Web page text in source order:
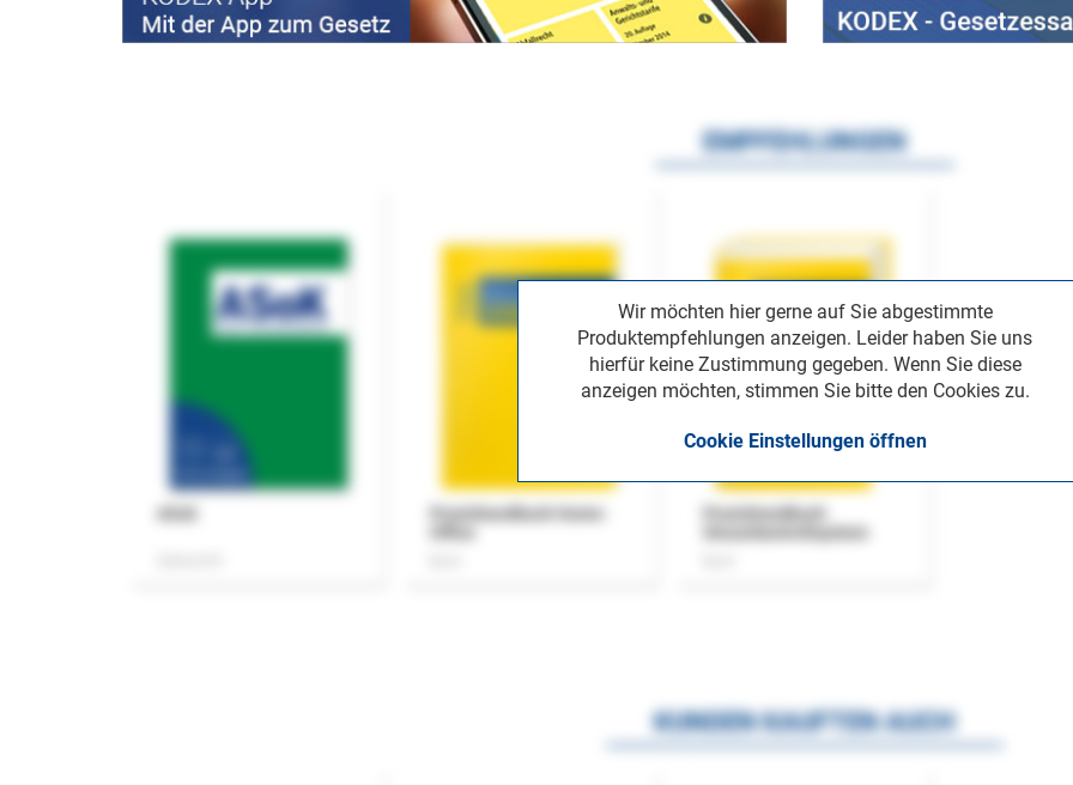
Wir möchten hier gerne auf Sie abgestimmte
Produktempfehlungen anzeigen. Leider haben Sie uns
hierfür keine Zustimmung gegeben. Wenn Sie diese
anzeigen möchten, stimmen Sie bitte den Cookies zu.
Cookie Einstellungen öffnen
EMPFEHLUNGEN
Praxishandbuch Home-
Praxishandbuch
KUNDEN KAUFTEN AUCH